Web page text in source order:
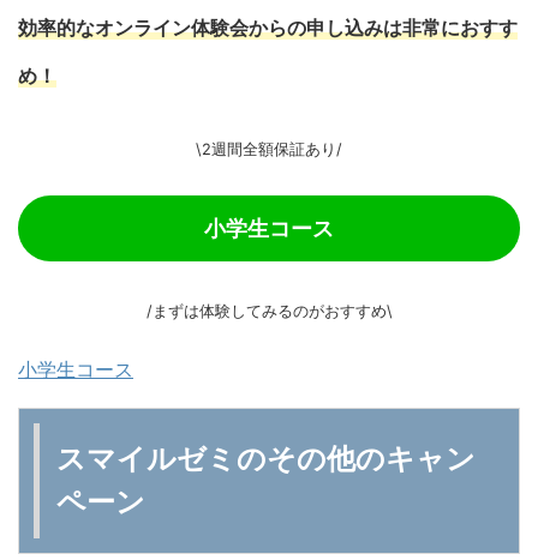
効率的なオンライン体験会からの申し込みは非常におすす
め！
\2週間全額保証あり/
小学生コース
/まずは体験してみるのがおすすめ\
小学生コース
スマイルゼミのその他のキャン
ペーン